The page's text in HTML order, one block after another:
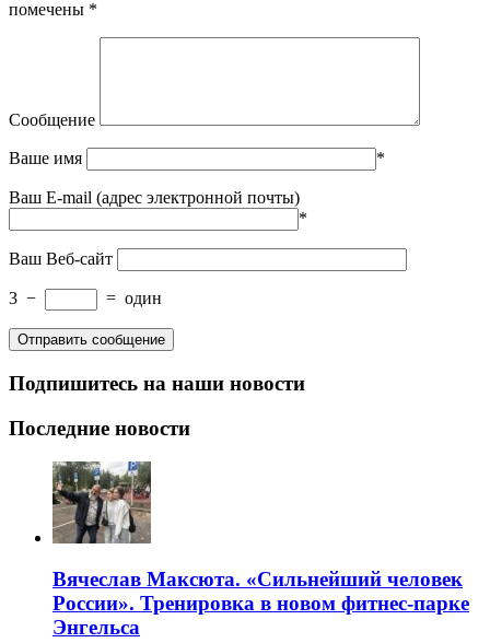
помечены *
Сообщение
Ваше имя *
Ваш E-mail (адрес электронной почты)
*
Ваш Веб-сайт
3 − = один
Подпишитесь на наши новости
Последние новости
Вячеслав Максюта. «Сильнейший человек
России». Тренировка в новом фитнес-парке
Энгельса